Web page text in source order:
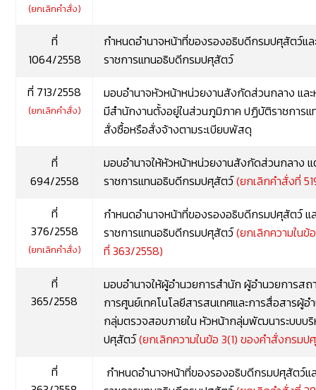
(ยกเลิกคำสั่ง)
ที่
1064/2558
กำหนดอำนาจหน้าที่ของรองอธิบดีกรมปศุสัตว์แ
ราชการแทนอธิบดีกรมปศุสัตว์
ที่ 713/2558
(ยกเลิกคำสั่ง)
มอบอำนาจหัวหน้าหน่วยงานสังกัดส่วนกลาง แ
มีสำนักงานตั้งอยู่ในส่วนภูมิภาค ปฏิบัติราชการ
สั่งซื้อหรือสั่งจ้างตามระเบียบพัสดุ
ที่
694/2558
มอบอำนาจให้หัวหน้าหน่วยงานสังกัดส่วนกลาง
ราชการแทนอธิบดีกรมปศุสัตว์(ยกเลิกคำสั่งที่
ที่
376/2558
(ยกเลิกคำสั่ง)
กำหนดอำนาจหน้าที่ของรองอธิบดีกรมปศุสัตว์ แ
ราชการแทนอธิบดีกรมปศุสัตว์(ยกเลิกความใน
ที่ 363/2558)
ที่
365/2558
มอบอำนาจให้ผู้อำนวยการสำนัก ผู้อำนวยการ
การศูนย์เทคโนโลยีสารสนเทศและการสื่อสารผู้อ
กลุ่มตรวจสอบภายใน หัวหน้ากลุ่มพัฒนาระบบบ
ปศุสัตว์(ยกเลิกความในข้อ 3(1) ของคำสั่งกรม
ที่
กำหนดอำนาจหน้าที่ของรองอธิบดีกรมปศุสัตว์แ